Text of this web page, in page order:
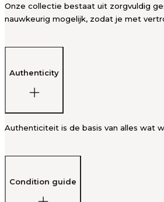
Onze collectie bestaat uit zorgvuldig
nauwkeurig mogelijk, zodat je met
Authenticity
Authenticiteit is de basis van alles wat
Condition guide